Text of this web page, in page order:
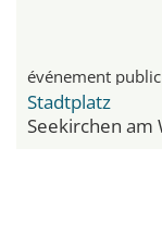
événement public
Stadtplatz
Seekirchen am